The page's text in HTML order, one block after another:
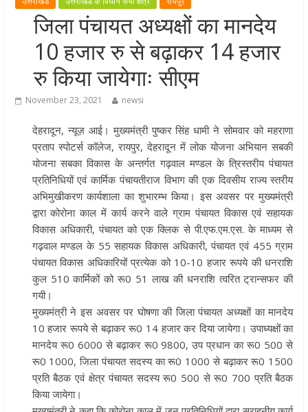
धर्मनगरी हरिद्वार में कांवड़ यात्रा के दौरान
मंगलवार को आस्था, सेवा और संस्कृति का
अद्भुत संगम देखने को मिला
मुख्यमंत्री ने स्वास्थ्य सेवा शिविर का किया
शुभारंभ, श्रद्धालुओं को अपने हाथों से
मुख्यमंत्री पुष्कर सिंह धामी ने
बटालियन गदरपुर का किया भ्रमण,
संवाद कर आपदा प्रबंधन व्यवस्थाओं की
जानकारी
डबल इंजन की सरकार में संचालित
का लाभ समाज के अंतिम व्यक्ति तक पहुंच
रहा है: मुख्यमंत्री
जिला पंचायत अध्यक्षों का मानदेय
10 हजार रु से बढ़ाकर 14 हजार
रु किया जायेगाः सीएम
November 23, 2021 newsi
देहरादून, न्यूज़ आई। मुख्यमंत्री पुष्कर सिंह धामी ने सोमवार को महराणा
प्रताप स्पोटर्स कॉलेज, रायपुर, देहरादून में लोक योजना अभियान सबकी
योजना सबका विकास के अन्तर्गत गढ़वाल मण्डल के त्रिस्तरीय पंचायत
प्रतिनिधियों एवं कार्मिक पंचायतीराज विभाग की एक दिवसीय राज्य स्तरीय
अभिमुखीकरण कार्यशाला का शुभारम्भ किया। इस अवसर पर मुख्यमंत्री
द्वारा कोरोना काल में कार्य करने वाले ग्राम पंचायत विकास एवं सहायक
विकास अधिकारी, पंचायत को एक क्लिक से पी.एफ.एम.एस. के माध्यम से
गढ़वाल मण्डल के 55 सहायक विकास अधिकारी, पंचायत एवं 455 ग्राम
पंचायत विकास अधिकारियों प्रत्येक को 10-10 हजार रूपये की धनराशि
कुल 510 कार्मिकों को रू0 51 लाख की धनराशि त्वरित ट्रान्सफर की
गयी।
मुख्यमंत्री ने इस अवसर पर घोषणा की जिला पंचायत अध्यक्षों का मानदेय
10 हजार रूपये से बढ़ाकर रू0 14 हजार कर दिया जायेगा। उपाध्यक्षों का
मानदेय रू0 6000 से बढ़ाकर रू0 9800, उप प्रधान का रू0 500 से
रू0 1000, जिला पंचायत सदस्य का रू0 1000 से बढ़ाकर रू0 1500
प्रति बैठक एवं क्षेत्र पंचायत सदस्य रू0 500 से रू0 700 प्रति बैठक
किया जायेगा।